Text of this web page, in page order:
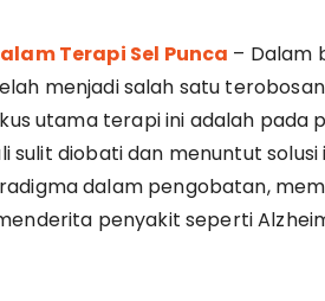
Terapi Sel Punca – Dalam
menjadi salah satu
utama terapi ini adalah pada
sulit diobati dan menuntut
dalam pengobatan,
penyakit seperti